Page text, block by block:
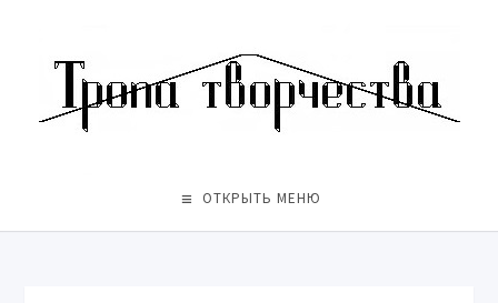
ОТКРЫТЬ МЕНЮ